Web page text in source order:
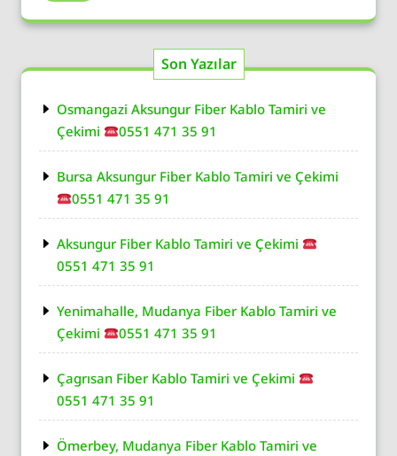
Son Yazılar
Osmangazi Aksungur Fiber Kablo Tamiri ve
Çekimi
0551 471 35 91
Bursa Aksungur Fiber Kablo Tamiri ve Çekimi
0551 471 35 91
Aksungur Fiber Kablo Tamiri ve Çekimi
0551 471 35 91
Yenimahalle, Mudanya Fiber Kablo Tamiri ve
Çekimi
0551 471 35 91
Çagrısan Fiber Kablo Tamiri ve Çekimi
0551 471 35 91
Ömerbey, Mudanya Fiber Kablo Tamiri ve